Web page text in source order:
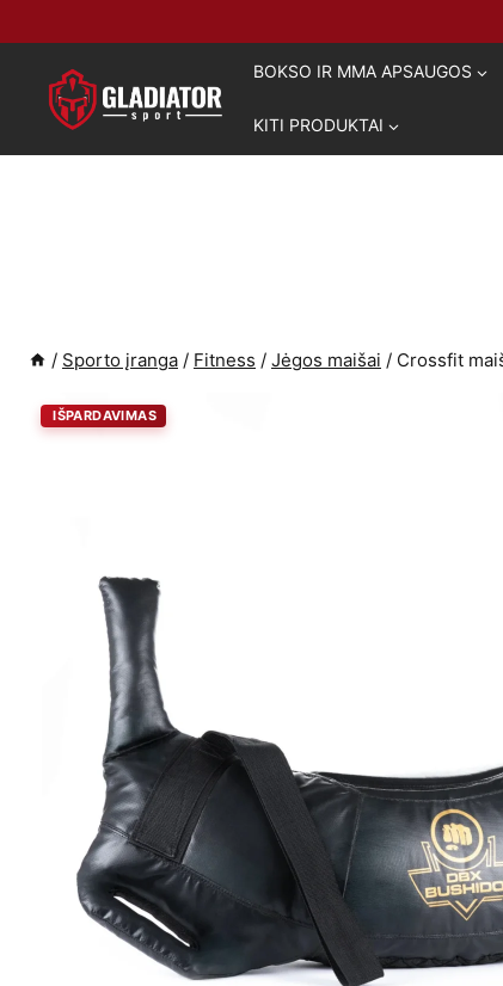
content
BOKSO IR MMA APSAUGOS
KITI PRODUKTAI
/ Sporto įranga / Fitness / Jėgos maišai / Crossfit